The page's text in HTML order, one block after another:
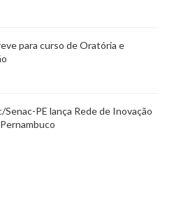
para curso de Oratória e
PE lança Rede de Inovação